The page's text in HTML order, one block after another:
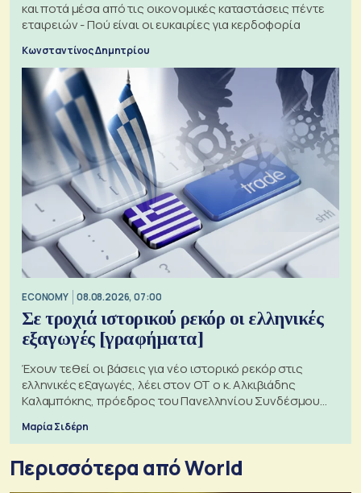
και ποτά μέσα από τις οικονομικές καταστάσεις πέντε
εταιρειών - Πού είναι οι ευκαιρίες για κερδοφορία
Κωνσταντίνος Δημητρίου
ECONOMY 08.08.2026, 07:00
Σε τροχιά ιστορικού ρεκόρ οι ελληνικές
εξαγωγές [γραφήματα]
Έχουν τεθεί οι βάσεις για νέο ιστορικό ρεκόρ στις
ελληνικές εξαγωγές, λέει στον ΟΤ ο κ. Αλκιβιάδης
Καλαμπόκης, πρόεδρος του Πανελληνίου Συνδέσμου
Μαρία Σιδέρη
Περισσότερα από World